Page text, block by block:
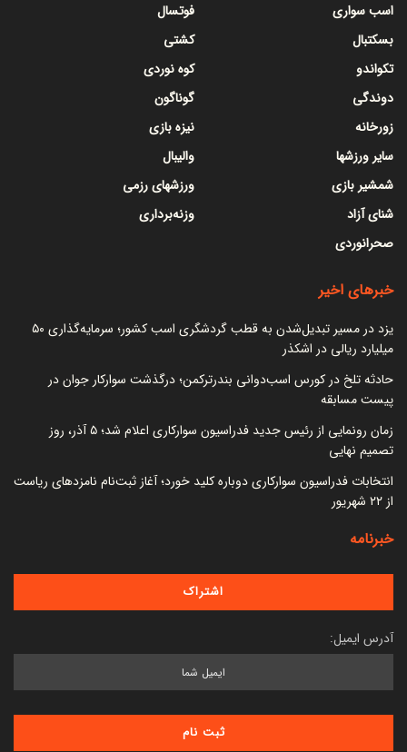
اسب سواری
بسکتبال
تکواندو
دوندگی
زورخانه
سایر ورزشها
شمشیر بازی
شنای آزاد
صحرانوردی
فوتسال
کشتی
کوه نوردی
گوناگون
نیزه بازی
والیبال
ورزشهای رزمی
وزنه‌برداری
خبرهای اخیر
یزد در مسیر تبدیل‌شدن به قطب گردشگری اسب کشور؛ سرمایه‌گذاری ۵۰
میلیارد ریالی در اشکذر
حادثه تلخ در کورس اسب‌دوانی بندرترکمن؛ درگذشت سوارکار جوان در
پیست مسابقه
زمان رونمایی از رئیس جدید فدراسیون سوارکاری اعلام شد؛ ۵ آذر، روز
تصمیم نهایی
انتخابات فدراسیون سوارکاری دوباره کلید خورد؛ آغاز ثبت‌نام نامزدهای ریاست
از ۲۲ شهریور
خبرنامه
آدرس ایمیل: